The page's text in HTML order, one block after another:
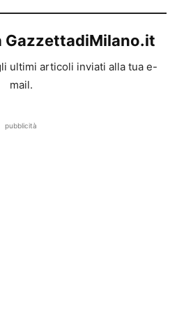
GazzettadiMilano.it
ultimi articoli inviati alla tua e-
mail.
pubblicità